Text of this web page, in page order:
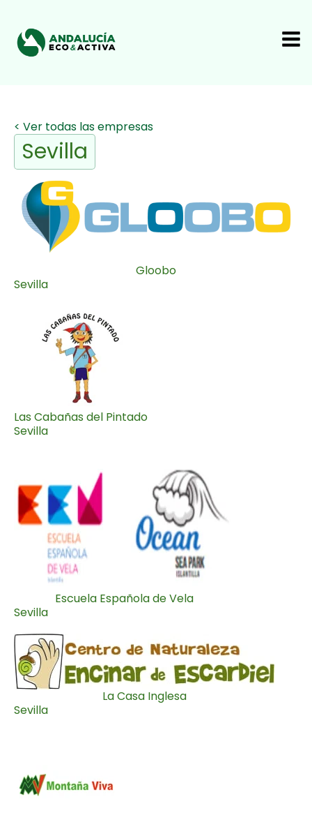
< Ver todas las empresas
Sevilla
Gloobo
Sevilla
Las Cabañas del Pintado
Sevilla
Escuela Española de Vela
Sevilla
La Casa Inglesa
Sevilla